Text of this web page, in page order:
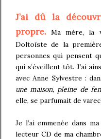
J’ai dû la
propre. Ma mère, la
Doltoïste de la
personnes qui pensent
qui s’éveillent tôt. J’ai
avec Anne Sylvestre :
une maison, pleine de
elle, se parfumait de
Je l’ai emmenée dans
lecteur CD de ma